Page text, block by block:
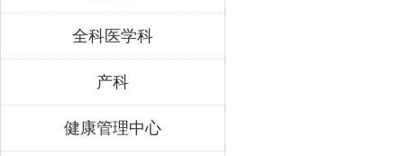
全科医学科
产科
健康管理中心